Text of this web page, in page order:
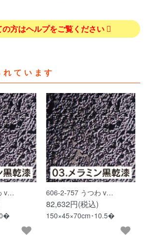
の方はヘルプをご覧ください
ています
v… 606-2-757 うつわ v…
82,632円(税込)
150×45×70cm･10.5�